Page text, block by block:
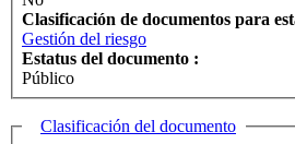
Clasificación de documentos para
Gestión del riesgo
Estatus del documento :
Público
Ocultar
Clasificación del documento